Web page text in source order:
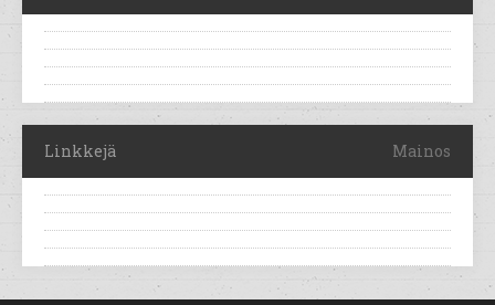
Linkkejä Mainos